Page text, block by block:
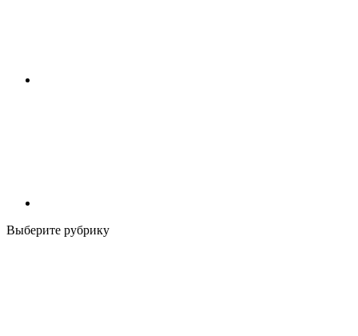
Выберите рубрику